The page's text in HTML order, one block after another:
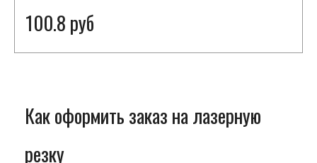
100.8 руб
Как оформить заказ на лазерную
резку